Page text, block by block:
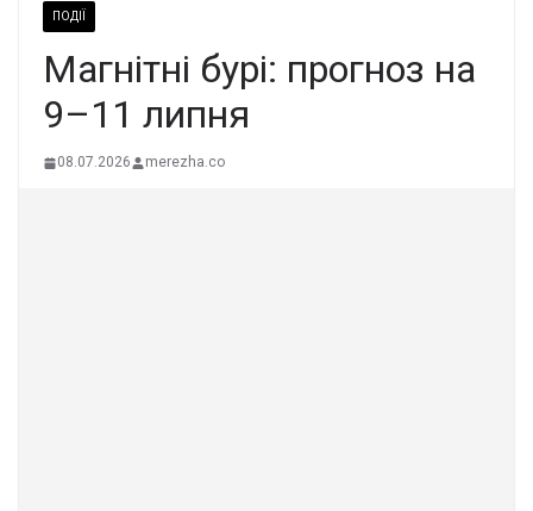
ПОДІЇ
Магнітні бурі: прогноз на
9–11 липня
08.07.2026 merezha.co